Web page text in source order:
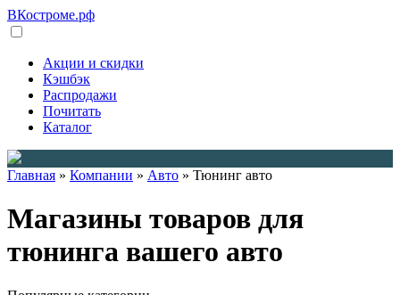
ВКостроме.рф
Акции и скидки
Кэшбэк
Распродажи
Почитать
Каталог
Главная » Компании » Авто » Тюнинг авто
Магазины товаров для
тюнинга вашего авто